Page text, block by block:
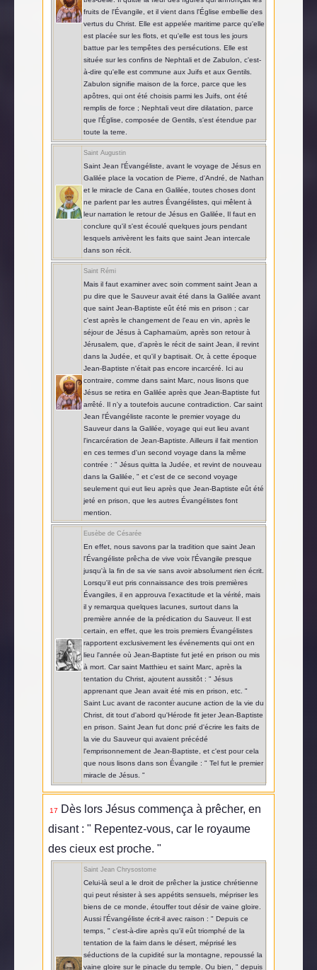
fruits de l'Évangile, et il vient dans l'Église embellie des
vertus du Christ. Elle est appelée maritime parce qu'elle
est placée sur les flots, et qu'elle est tous les jours
battue par les tempêtes des persécutions. Elle est
située sur les confins de Nephtali et de Zabulon, c'est-
à-dire qu'elle est commune aux Juifs et aux Gentils.
Zabulon signifie maison de la force, parce que les
apôtres, qui ont été choisis parmi les Juifs, ont été
remplis de force ; Nephtali veut dire dilatation, parce
que l'Église, composée de Gentils, s'est étendue par
toute la terre.
Saint Augustin
Saint Jean l'Évangéliste, avant le voyage de Jésus en
Galilée place la vocation de Pierre, d'André, de Nathan
et le miracle de Cana en Galilée, toutes choses dont
ne parlent par les autres Évangélistes, qui mêlent à
leur narration le retour de Jésus en Galilée, Il faut en
conclure qu'il s'est écoulé quelques jours pendant
lesquels arrivèrent les faits que saint Jean intercale
dans son récit.
Saint Rémi
Mais il faut examiner avec soin comment saint Jean a
pu dire que le Sauveur avait été dans la Galilée avant
que saint Jean-Baptiste eût été mis en prison ; car
c'est après le changement de l'eau en vin, après le
séjour de Jésus à Capharnaüm, après son retour à
Jérusalem, que, d'après le récit de saint Jean, il revint
dans la Judée, et qu'il y baptisait. Or, à cette époque
Jean-Baptiste n'était pas encore incarcéré. Ici au
contraire, comme dans saint Marc, nous lisons que
Jésus se retira en Galilée après que Jean-Baptiste fut
arrêté. Il n'y a toutefois aucune contradiction. Car saint
Jean l'Évangéliste raconte le premier voyage du
Sauveur dans la Galilée, voyage qui eut lieu avant
l'incarcération de Jean-Baptiste. Ailleurs il fait mention
en ces termes d'un second voyage dans la même
contrée : " Jésus quitta la Judée, et revint de nouveau
dans la Galilée, " et c'est de ce second voyage
seulement qui eut lieu après que Jean-Baptiste eût été
jeté en prison, que les autres Évangélistes font
mention.
Eusèbe de Césarée
En effet, nous savons par la tradition que saint Jean
l'Évangéliste prêcha de vive voix l'Évangile presque
jusqu'à la fin de sa vie sans avoir absolument rien écrit.
Lorsqu'il eut pris connaissance des trois premières
Évangiles, il en approuva l'exactitude et la vérité, mais
il y remarqua quelques lacunes, surtout dans la
première année de la prédication du Sauveur. Il est
certain, en effet, que les trois premiers Évangélistes
rapportent exclusivement les événements qui ont en
lieu l'année où Jean-Baptiste fut jeté en prison ou mis
à mort. Car saint Matthieu et saint Marc, après la
tentation du Christ, ajoutent aussitôt : " Jésus
apprenant que Jean avait été mis en prison, etc. "
Saint Luc avant de raconter aucune action de la vie du
Christ, dit tout d'abord qu'Hérode fit jeter Jean-Baptiste
en prison. Saint Jean fut donc prié d'écrire les faits de
la vie du Sauveur qui avaient précédé
l'emprisonnement de Jean-Baptiste, et c'est pour cela
que nous lisons dans son Évangile : " Tel fut le premier
miracle de Jésus. "
17
Dès lors Jésus commença à prêcher, en
disant : " Repentez-vous, car le royaume
des cieux est proche. "
Saint Jean Chrysostome
Celui-là seul a le droit de prêcher la justice chrétienne
qui peut résister à ses appétits sensuels, mépriser les
biens de ce monde, étouffer tout désir de vaine gloire.
Aussi l'Évangéliste écrit-il avec raison : " Depuis ce
temps, " c'est-à-dire après qu'il eût triomphé de la
tentation de la faim dans le désert, méprisé les
séductions de la cupidité sur la montagne, repoussé la
vaine gloire sur le pinacle du temple. Ou bien, " depuis